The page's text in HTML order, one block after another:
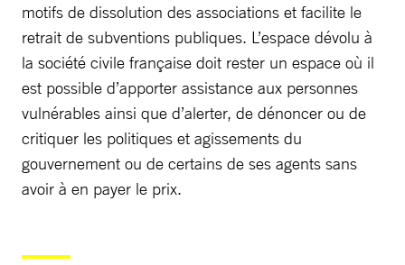
motifs de dissolution des associations et facilite le
retrait de subventions publiques. L’espace dévolu à
la société civile française doit rester un espace où il
est possible d’apporter assistance aux personnes
vulnérables ainsi que d’alerter, de dénoncer ou de
critiquer les politiques et agissements du
gouvernement ou de certains de ses agents sans
avoir à en payer le prix.